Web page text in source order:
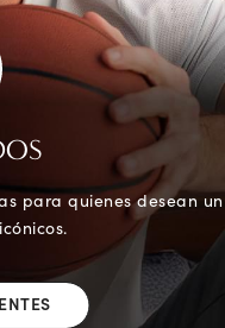
para quienes desean un